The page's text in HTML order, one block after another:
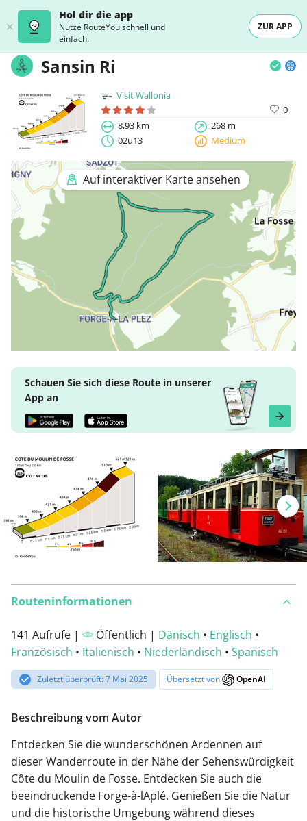
Hol dir die app
Nutze RouteYou schnell und
einfach.
ZUR APP
Sansin Ri
Visit Wallonia
0
8,93 km
268 m
02u13
Medium
Auf interaktiver Karte ansehen
Schauen Sie sich diese Route in unserer
App an
Routeninformationen
141 Aufrufe | Öffentlich | Dänisch • Englisch •
Französisch • Italienisch • Niederländisch • Spanisch
Zuletzt überprüft: 7 Mai 2025 Übersetzt von OpenAI
Beschreibung vom Autor
Entdecken Sie die wunderschönen Ardennen auf
dieser Wanderroute in der Nähe der Sehenswürdigkeit
Côte du Moulin de Fosse. Entdecken Sie auch die
beeindruckende Forge-à-lAplé. Genießen Sie die Natur
und die historische Umgebung während dieses